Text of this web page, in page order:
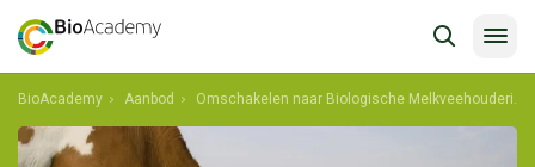
BioAcademy Aanbod Omschakelen naar Biologische Melkveehouderij - Gelderland